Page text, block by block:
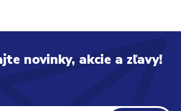
novinky, akcie a zľavy!